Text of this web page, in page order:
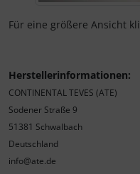
Für eine größere Ansicht
Herstellerinformationen:
CONTINENTAL TEVES (ATE)
Sodener Straße 9
51381 Schwalbach
Deutschland
info@ate.de